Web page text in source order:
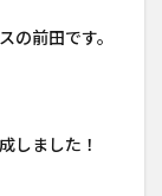
の前田です。
しました！